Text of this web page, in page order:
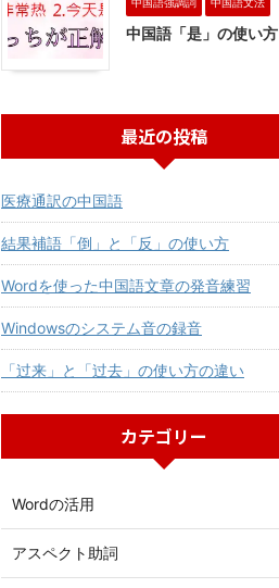
中国語「是」の使い方
最近の投稿
医療通訳の中国語
結果補語「倒」と「反」の使い方
Wordを使った中国語文章の発音練習
Windowsのシステム音の録音
「过来」と「过去」の使い方の違い
カテゴリー
Wordの活用
アスペクト助詞